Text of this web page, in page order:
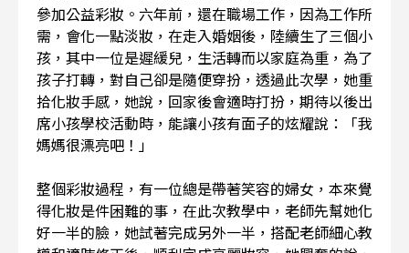
參加公益彩妝。六年前，還在職場工作，因為工作所
需，會化一點淡妝，在走入婚姻後，陸續生了三個小
孩，其中一位是遲緩兒，生活轉而以家庭為重，為了
孩子打轉，對自己卻是隨便穿扮，透過此次學，她重
拾化妝手感，她說，回家後會適時打扮，期待以後出
席小孩學校活動時，能讓小孩有面子的炫耀說：「我
媽媽很漂亮吧！」
整個彩妝過程，有一位總是帶著笑容的婦女，本來覺
得化妝是件困難的事，在此次教學中，老師先幫她化
好一半的臉，她試著完成另外一半，搭配老師細心教